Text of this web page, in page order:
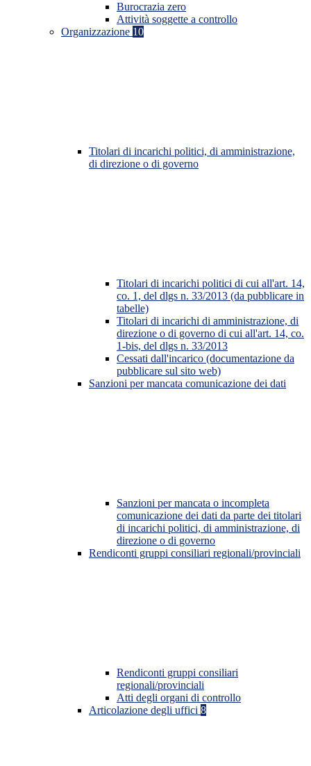
Burocrazia zero
Attività soggette a controllo
Organizzazione 10
Titolari di incarichi politici, di amministrazione,
di direzione o di governo
Titolari di incarichi politici di cui all'art. 14,
co. 1, del dlgs n. 33/2013 (da pubblicare in
tabelle)
Titolari di incarichi di amministrazione, di
direzione o di governo di cui all'art. 14, co.
1-bis, del dlgs n. 33/2013
Cessati dall'incarico (documentazione da
pubblicare sul sito web)
Sanzioni per mancata comunicazione dei dati
Sanzioni per mancata o incompleta
comunicazione dei dati da parte dei titolari
di incarichi politici, di amministrazione, di
direzione o di governo
Rendiconti gruppi consiliari regionali/provinciali
Rendiconti gruppi consiliari
regionali/provinciali
Atti degli organi di controllo
Articolazione degli uffici 8